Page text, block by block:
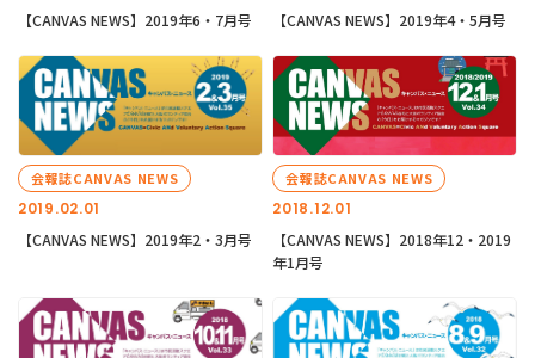
【CANVAS NEWS】2019年6・7月号 【CANVAS NEWS】2019年4・5月号
2019.02.01
会報誌CANVAS NEWS
【CANVAS NEWS】2019年2・3月号
2018.12.01
会報誌CANVAS NEWS
【CANVAS NEWS】2018年12・2019
年1月号